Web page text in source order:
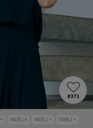
× 44(3L) ○ 48(5L) × 50(6L) ×
8371